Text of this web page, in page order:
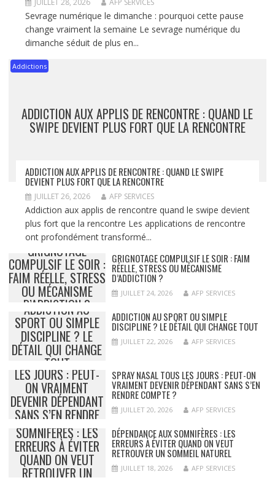
Sevrage numérique le dimanche : pourquoi cette pause
change vraiment la semaine Le sevrage numérique du
dimanche séduit de plus en...
ADDICTION AUX APPLIS DE RENCONTRE : QUAND LE
SWIPE DEVIENT PLUS FORT QUE LA RENCONTRE
Addictions
ADDICTION AUX APPLIS DE RENCONTRE : QUAND LE SWIPE
DEVIENT PLUS FORT QUE LA RENCONTRE
JUILLET 26, 2026 AFP SERVICES
Addiction aux applis de rencontre quand le swipe devient
plus fort que la rencontre Les applications de rencontre
ont profondément transformé...
GRIGNOTAGE
COMPULSIF LE SOIR :
FAIM RÉELLE, STRESS
OU MÉCANISME
D’ADDICTION ?
GRIGNOTAGE COMPULSIF LE SOIR : FAIM
RÉELLE, STRESS OU MÉCANISME
D’ADDICTION ?
JUILLET 24, 2026 AFP SERVICES
ADDICTION AU
SPORT OU SIMPLE
DISCIPLINE ? LE
DÉTAIL QUI CHANGE
TOUT
ADDICTION AU SPORT OU SIMPLE
DISCIPLINE ? LE DÉTAIL QUI CHANGE TOUT
JUILLET 22, 2026 AFP SERVICES
SPRAY NASAL TOUS
LES JOURS : PEUT-
ON VRAIMENT
DEVENIR DÉPENDANT
SANS S’EN RENDRE
COMPTE ?
SPRAY NASAL TOUS LES JOURS : PEUT-ON
VRAIMENT DEVENIR DÉPENDANT SANS S’EN
RENDRE COMPTE ?
JUILLET 20, 2026 AFP SERVICES
DÉPENDANCE AUX
SOMNIFÈRES : LES
ERREURS À ÉVITER
QUAND ON VEUT
RETROUVER UN
DÉPENDANCE AUX SOMNIFÈRES : LES
ERREURS À ÉVITER QUAND ON VEUT
RETROUVER UN SOMMEIL NATUREL
JUILLET 18, 2026 AFP SERVICES